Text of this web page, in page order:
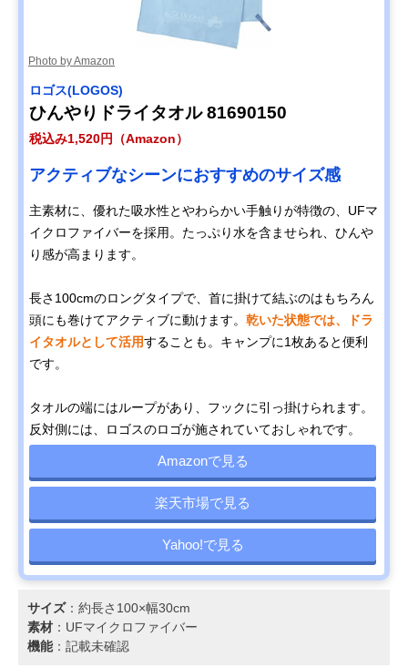
Photo by Amazon
ロゴス(LOGOS)
ひんやりドライタオル 81690150
税込み1,520円（Amazon）
アクティブなシーンにおすすめのサイズ感
主素材に、優れた吸水性とやわらかい手触りが特徴の、UFマ
イクロファイバーを採用。たっぷり水を含ませられ、ひんや
り感が高まります。
長さ100cmのロングタイプで、首に掛けて結ぶのはもちろん
頭にも巻けてアクティブに動けます。 乾いた状態では、ドラ
イタオルとして活用することも。キャンプに1枚あると便利
です。
タオルの端にはループがあり、フックに引っ掛けられます。
反対側には、ロゴスのロゴが施されていておしゃれです。
Amazonで見る
楽天市場で見る
Yahoo!で見る
サイズ：約長さ100×幅30cm
素材 ：UFマイクロファイバー
機能：記載未確認